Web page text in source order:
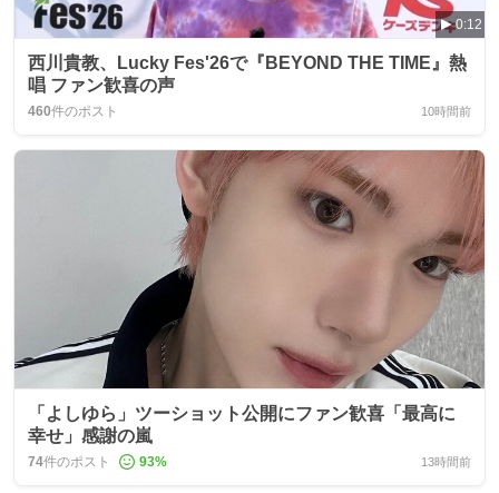
0:12
西川貴教、Lucky Fes'26で『BEYOND THE TIME』熱
唱 ファン歓喜の声
460件のポスト 10時間前
「よしゆら」ツーショット公開にファン歓喜「最高に
幸せ」感謝の嵐
74件のポスト 93% 13時間前